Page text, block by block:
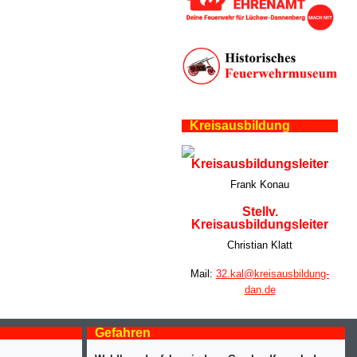
Kreisausbildung
Kreisausbildungsleiter
Frank Konau
Stellv.
Kreisausbildungsleiter
Christian Klatt
Mail: 32.kal@kreisausbildung-
dan.de
Gefahren